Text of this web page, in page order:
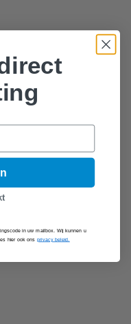
in uw mailbox. Wij kunnen u
hier ook ons privacy beleid.